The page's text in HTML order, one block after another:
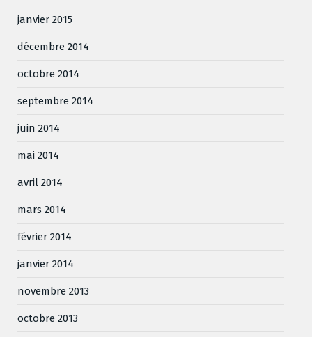
janvier 2015
décembre 2014
octobre 2014
septembre 2014
juin 2014
mai 2014
avril 2014
mars 2014
février 2014
janvier 2014
novembre 2013
octobre 2013